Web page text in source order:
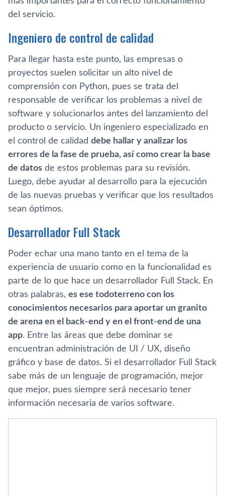
del servicio.
Ingeniero de control de calidad
Para llegar hasta este punto, las empresas o
proyectos suelen solicitar un alto nivel de
comprensión con Python, pues se trata del
responsable de verificar los problemas a nivel de
software y solucionarlos antes del lanzamiento del
producto o servicio. Un ingeniero especializado en
el control de calidad debe hallar y analizar los
errores de la fase de prueba, así como crear la base
de datos de estos problemas para su revisión.
Luego, debe ayudar al desarrollo para la ejecución
de las nuevas pruebas y verificar que los resultados
sean óptimos.
Desarrollador Full Stack
Poder echar una mano tanto en el tema de la
experiencia de usuario como en la funcionalidad es
parte de lo que hace un desarrollador Full Stack. En
otras palabras, es ese todoterreno con los
conocimientos necesarios para aportar un granito
de arena en el back-end y en el front-end de una
app. Entre las áreas que debe dominar se
encuentran administración de UI / UX, diseño
gráfico y base de datos. Si el desarrollador Full Stack
sabe más de un lenguaje de programación, mejor
que mejor, pues siempre será necesario tener
información necesaria de varios software.